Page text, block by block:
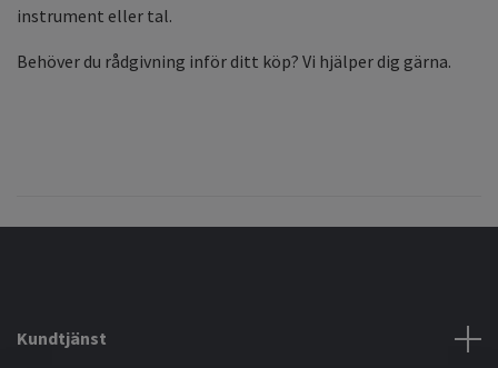
instrument eller tal.
Behöver du rådgivning inför ditt köp? Vi hjälper dig gärna.
Kundtjänst